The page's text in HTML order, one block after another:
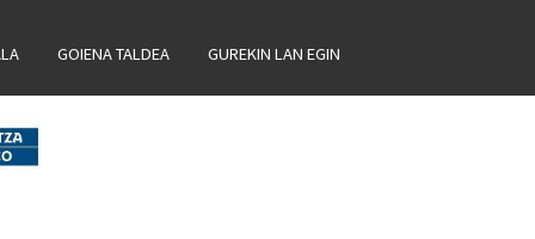
GOIENA TALDEA GUREKIN LAN EGIN